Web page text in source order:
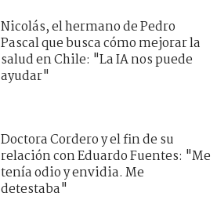
Nicolás, el hermano de Pedro
Pascal que busca cómo mejorar la
salud en Chile: "La IA nos puede
ayudar"
Doctora Cordero y el fin de su
relación con Eduardo Fuentes: "Me
tenía odio y envidia. Me
detestaba"